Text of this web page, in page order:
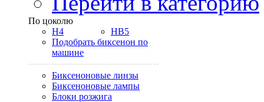
По цоколю
H4
HB5
Подобрать биксенон по
машине
Биксеноновые линзы
Биксеноновые лампы
Блоки розжига